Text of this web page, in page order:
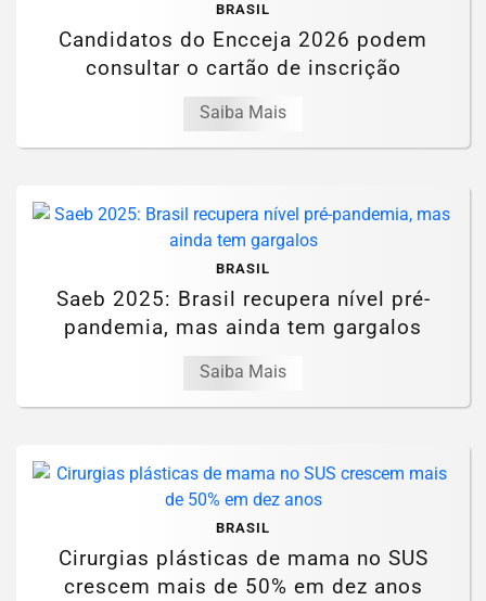
BRASIL
Candidatos do Encceja 2026 podem
consultar o cartão de inscrição
Saiba Mais
BRASIL
Saeb 2025: Brasil recupera nível pré-
pandemia, mas ainda tem gargalos
Saiba Mais
BRASIL
Cirurgias plásticas de mama no SUS
crescem mais de 50% em dez anos